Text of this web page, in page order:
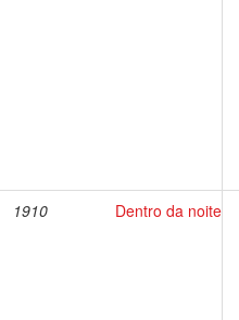
1910 Dentro da noite